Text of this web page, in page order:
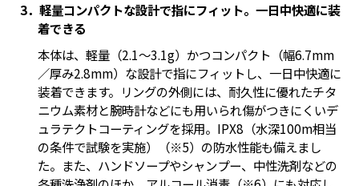
3．軽量コンパクトな設計で指にフィット。一日中快適に装
着できる
本体は、軽量（2.1～3.1g）かつコンパクト（幅6.7mm
／厚み2.8mm）な設計で指にフィットし、一日中快適に
装着できます。リングの外側には、耐久性に優れたチタ
ニウム素材と腕時計などにも用いられ傷がつきにくいデ
ュラテクトコーティングを採用。IPX8（水深100m相当
の条件で試験を実施）（※5）の防水性能も備えまし
た。また、ハンドソープやシャンプー、中性洗剤などの